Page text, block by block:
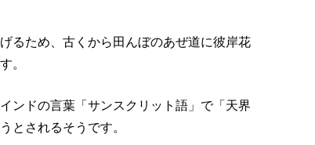
るため、古くから田んぼのあぜ道に彼岸花
。
ンドの言葉「サンスクリット語」で「天界
とされるそうです。